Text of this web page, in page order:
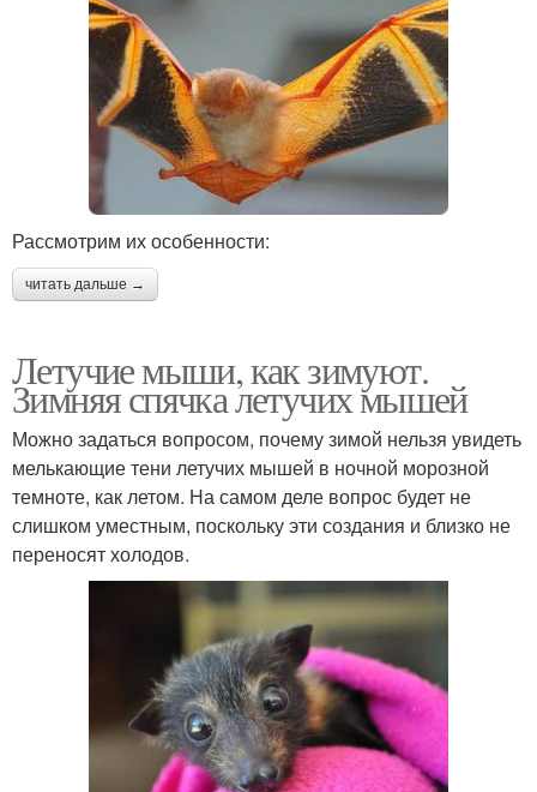
Рассмотрим их особенности:
читать дальше →
Летучие мыши, как зимуют.
Зимняя спячка летучих мышей
Можно задаться вопросом, почему зимой нельзя увидеть
мелькающие тени летучих мышей в ночной морозной
темноте, как летом. На самом деле вопрос будет не
слишком уместным, поскольку эти создания и близко не
переносят холодов.